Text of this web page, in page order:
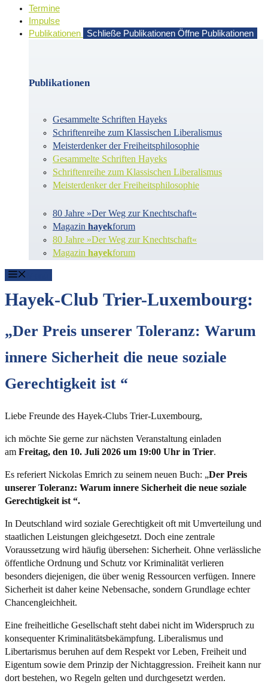
Termine
Impulse
Publikationen
Schließe Publikationen Öffne Publikationen
Publikationen
Gesammelte Schriften Hayeks
Schriftenreihe zum Klassischen Liberalismus
Meisterdenker der Freiheitsphilosophie
Gesammelte Schriften Hayeks
Schriftenreihe zum Klassischen Liberalismus
Meisterdenker der Freiheitsphilosophie
80 Jahre »Der Weg zur Knechtschaft«
Magazin hayekforum
80 Jahre »Der Weg zur Knechtschaft«
Magazin hayekforum
Hayek-Club Trier-Luxembourg:
„Der Preis unserer Toleranz: Warum
innere Sicherheit die neue soziale
Gerechtigkeit ist “
Liebe Freunde des Hayek-Clubs Trier-Luxembourg,
ich möchte Sie gerne zur nächsten Veranstaltung einladen
am Freitag, den 10. Juli 2026 um 19:00 Uhr in Trier.
Es referiert Nickolas Emrich zu seinem neuen Buch: „Der Preis
unserer Toleranz: Warum innere Sicherheit die neue soziale
Gerechtigkeit ist “.
In Deutschland wird soziale Gerechtigkeit oft mit Umverteilung und
staatlichen Leistungen gleichgesetzt. Doch eine zentrale
Voraussetzung wird häufig übersehen: Sicherheit. Ohne verlässliche
öffentliche Ordnung und Schutz vor Kriminalität verlieren
besonders diejenigen, die über wenig Ressourcen verfügen. Innere
Sicherheit ist daher keine Nebensache, sondern Grundlage echter
Chancengleichheit.
Eine freiheitliche Gesellschaft steht dabei nicht im Widerspruch zu
konsequenter Kriminalitätsbekämpfung. Liberalismus und
Libertarismus beruhen auf dem Respekt vor Leben, Freiheit und
Eigentum sowie dem Prinzip der Nichtaggression. Freiheit kann nur
dort bestehen, wo Regeln gelten und durchgesetzt werden.